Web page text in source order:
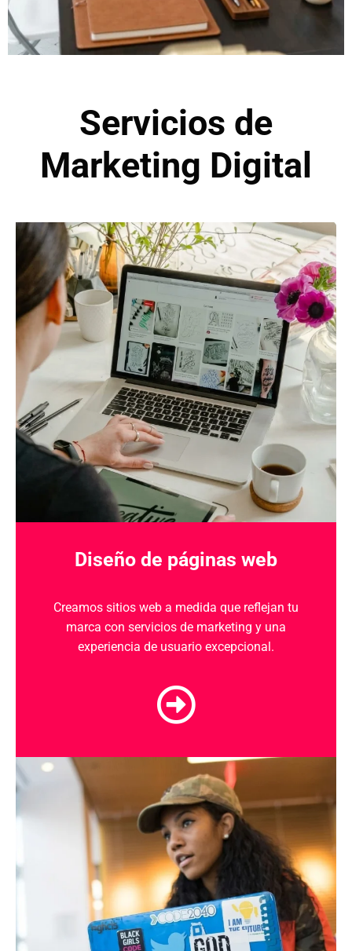
Servicios de
Marketing Digital
Diseño de páginas web
Creamos sitios web a medida que reflejan tu
marca con servicios de marketing y una
experiencia de usuario excepcional.